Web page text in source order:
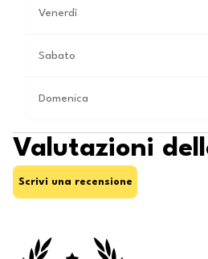
Venerdì
Sabato
Domenica
Valutazioni
Scrivi una recensione